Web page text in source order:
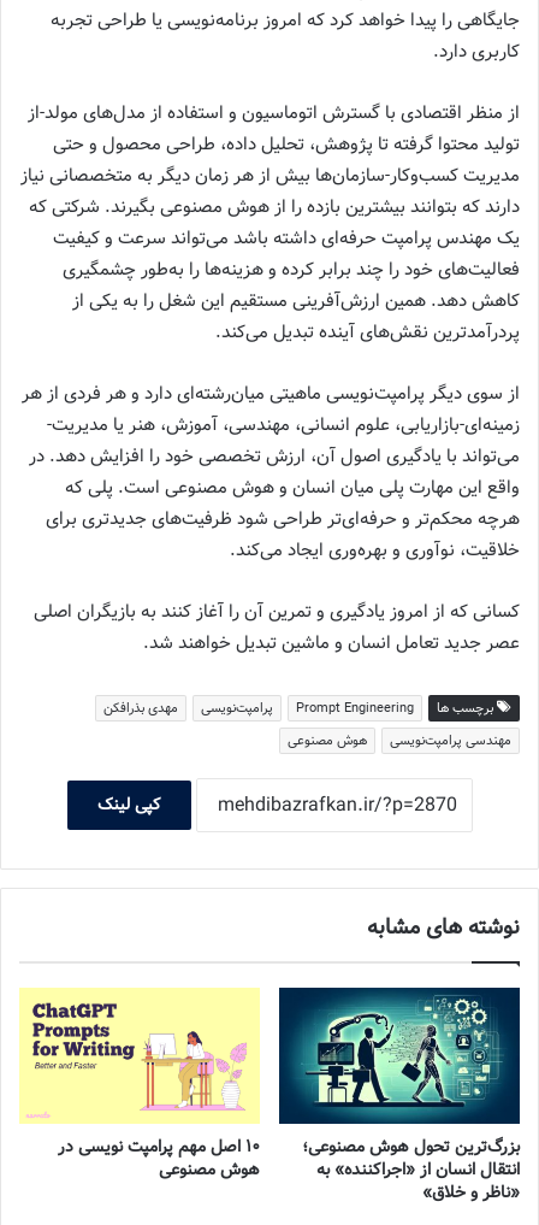
جایگاهی را پیدا خواهد کرد که امروز برنامه‌نویسی یا طراحی تجربه
کاربری دارد.
از منظر اقتصادی با گسترش اتوماسیون و استفاده از مدل‌های مولد-از
تولید محتوا گرفته تا پژوهش، تحلیل داده، طراحی محصول و حتی
مدیریت کسب‌وکار-سازمان‌ها بیش از هر زمان دیگر به متخصصانی نیاز
دارند که بتوانند بیشترین بازده را از هوش مصنوعی بگیرند. شرکتی که
یک مهندس پرامپت حرفه‌ای داشته باشد می‌تواند سرعت و کیفیت
فعالیت‌های خود را چند برابر کرده و هزینه‌ها را به‌طور چشمگیری
کاهش دهد. همین ارزش‌آفرینی مستقیم این شغل را به یکی از
پردرآمدترین نقش‌های آینده تبدیل می‌کند.
از سوی دیگر پرامپت‌نویسی ماهیتی میان‌رشته‌ای دارد و هر فردی از هر
زمینه‌ای-بازاریابی، علوم انسانی، مهندسی، آموزش، هنر یا مدیریت-
می‌تواند با یادگیری اصول آن، ارزش تخصصی خود را افزایش دهد. در
واقع این مهارت پلی میان انسان و هوش مصنوعی است. پلی که
هرچه محکم‌تر و حرفه‌ای‌تر طراحی شود ظرفیت‌های جدیدتری برای
خلاقیت، نوآوری و بهره‌وری ایجاد می‌کند.
کسانی که از امروز یادگیری و تمرین آن را آغاز کنند به بازیگران اصلی
عصر جدید تعامل انسان و ماشین تبدیل خواهند شد.
برچسب ها Prompt Engineering پرامپت‌نویسی
مهدی بذرافکن
مهندسی پرامپت‌نویسی
هوش مصنوعی
کپی لینک
نوشته های مشابه
بزرگ‌ترین تحول هوش مصنوعی؛
انتقال انسان از «اجراکننده» به
«ناظر و خلاق»
۱۰ اصل مهم پرامپت نویسی در
هوش مصنوعی